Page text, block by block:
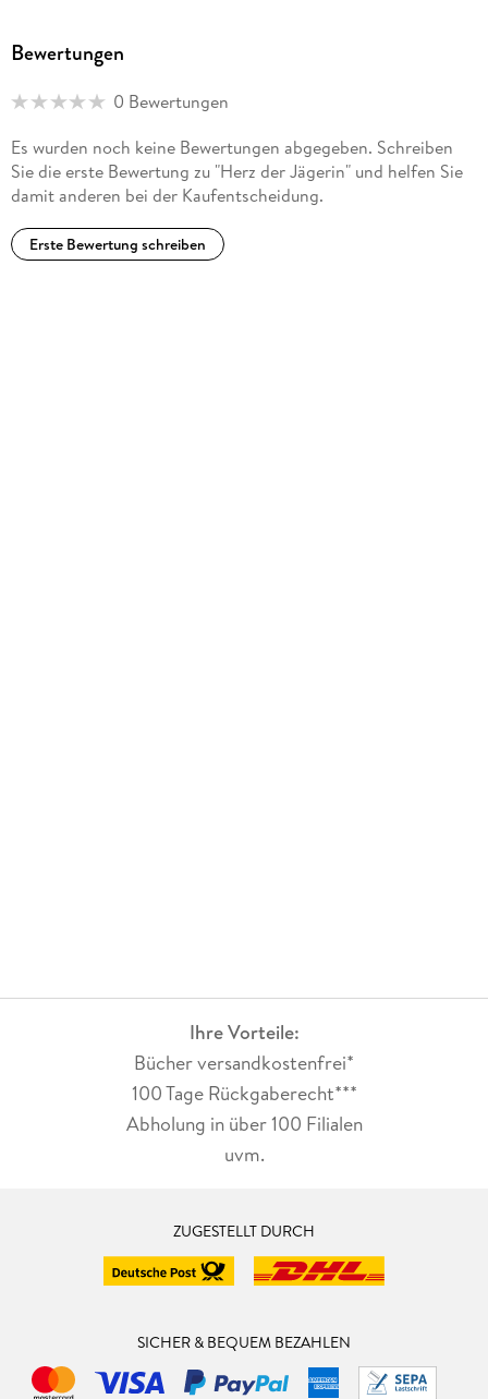
nicht hexen kann, erschafft man eben Charaktere, die diese
magischer Wesen.
Bewertungen
0 Bewertungen
Es wurden noch keine Bewertungen abgegeben. Schreiben
Sie die erste Bewertung zu "Herz der Jägerin" und helfen Sie
damit anderen bei der Kaufentscheidung.
Erste Bewertung schreiben
Ihre Vorteile:
Bücher versandkostenfrei*
100 Tage Rückgaberecht***
Abholung in über 100 Filialen
uvm.
ZUGESTELLT DURCH
SICHER & BEQUEM BEZAHLEN